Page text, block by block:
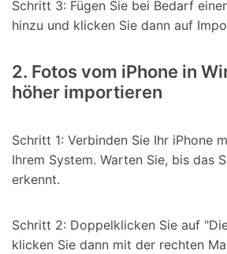
Schritt 3: Fügen Sie bei Bedarf
hinzu und klicken Sie dann auf
2. Fotos vom iPhone in
höher importieren
Schritt 1: Verbinden Sie Ihr iPhone
Ihrem System. Warten Sie, bis das
erkennt.
Schritt 2: Doppelklicken Sie auf
klicken Sie dann mit der rechten